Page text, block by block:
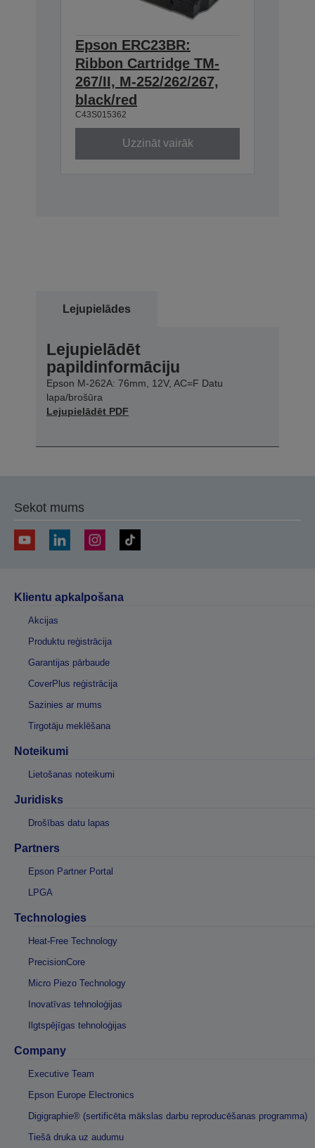
Epson ERC23BR:
Ribbon Cartridge TM-
267/II, M-252/262/267,
black/red
C43S015362
Uzzināt vairāk
Lejupielādes
Lejupielādēt
papildinformāciju
Epson M-262A: 76mm, 12V, AC=F Datu
lapa/brošūra
Lejupielādēt PDF
Sekot mums
Klientu apkalpošana
Akcijas
Produktu reģistrācija
Garantijas pārbaude
CoverPlus reģistrācija
Sazinies ar mums
Tirgotāju meklēšana
Noteikumi
Lietošanas noteikumi
Juridisks
Drošības datu lapas
Partners
Epson Partner Portal
LPGA
Technologies
Heat-Free Technology
PrecisionCore
Micro Piezo Technology
Inovatīvas tehnoloģijas
Ilgtspējīgas tehnoloģijas
Company
Executive Team
Epson Europe Electronics
Digigraphie® (sertificēta mākslas darbu reproducēšanas programma)
Tiešā druka uz audumu